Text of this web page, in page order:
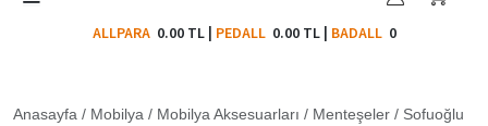
ALLPARA 0.00 TL| PEDALL 0.00 TL| BADALL0
Anasayfa / Mobilya / Mobilya Aksesuarları / Menteşeler / Sofuoğlu